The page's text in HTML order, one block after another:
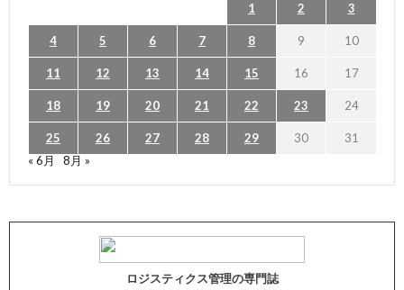
1 2 3
4 5 6 7 8 9 10
11 12 13 14 15 16 17
18 19 20 21 22 23 24
25 26 27 28 29 30
31
« 6月
8月 »
ロジスティクス管理の専門誌